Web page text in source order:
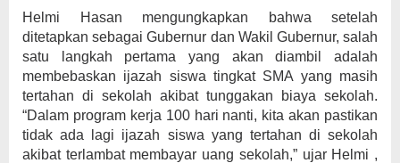
Helmi Hasan mengungkapkan bahwa setelah
ditetapkan sebagai Gubernur dan Wakil Gubernur, salah
satu langkah pertama yang akan diambil adalah
membebaskan ijazah siswa tingkat SMA yang masih
tertahan di sekolah akibat tunggakan biaya sekolah.
“Dalam program kerja 100 hari nanti, kita akan pastikan
tidak ada lagi ijazah siswa yang tertahan di sekolah
akibat terlambat membayar uang sekolah,” ujar Helmi ,